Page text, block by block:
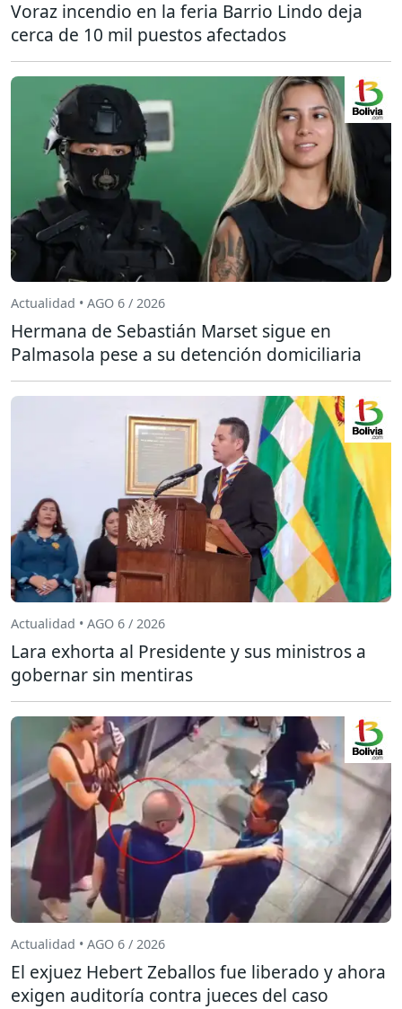
Voraz incendio en la feria Barrio Lindo deja
cerca de 10 mil puestos afectados
Actualidad • AGO 6 / 2026
Hermana de Sebastián Marset sigue en
Palmasola pese a su detención domiciliaria
Actualidad • AGO 6 / 2026
Lara exhorta al Presidente y sus ministros a
gobernar sin mentiras
Actualidad • AGO 6 / 2026
El exjuez Hebert Zeballos fue liberado y ahora
exigen auditoría contra jueces del caso